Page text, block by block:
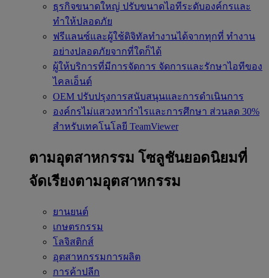
ธุรกิจขนาดใหญ่ ปรับขนาดไอทีระดับองค์กรและ
ทำให้ปลอดภัย
ฟรีแลนซ์และผู้ใช้ดิจิทัลทำงานได้จากทุกที่ ทำงาน
อย่างปลอดภัยจากที่ใดก็ได้
ผู้ให้บริการที่มีการจัดการ จัดการและรักษาไอทีของ
ไคลเอ็นต์
OEM ปรับปรุงการสนับสนุนและการดำเนินการ
องค์กรไม่แสวงหากำไรและการศึกษา ส่วนลด 30%
สำหรับเทคโนโลยี TeamViewer
ตามอุตสาหกรรม โซลูชันยอดนิยมที่
จัดเรียงตามอุตสาหกรรม
ยานยนต์
เกษตรกรรม
โลจิสติกส์
อุตสาหกรรมการผลิต
การค้าปลีก